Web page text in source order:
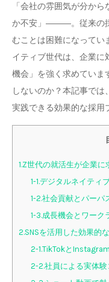
「会社の雰囲気が分か
か不安」―――。従来の
むことは困難になってい
イティブ世代は、企業に
機会」を強く求めていま
しないのか？本記事で
実践できる効果的な採用
1.Z世代の就活生が企業
1-1.デジタルネイティ
1-2.社会貢献とパーパ
1-3.成長機会とワーク
2.SNSを活用した効果的
2-1.TikTokと
2-2.社員による実体